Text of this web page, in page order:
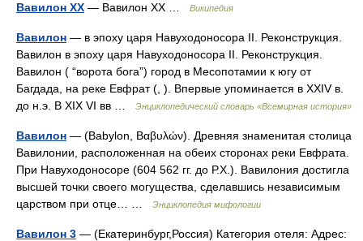
Вавилон ХХ — Вавилон ХХ … Википедия
Вавилон — в эпоху царя Навуходоносора II. Реконструкция.
Вавилон в эпоху царя Навуходоносора II. Реконструкция.
Вавилон ( “ворота бога”) город в Месопотамии к югу от
Багдада, на реке Евфрат (, ). Впервые упоминается в XXIV в.
до н.э. В XIX VI вв …
Энциклопедический словарь «Всемирная история»
Вавилон — (Babylon, Βαβυλών). Древняя знаменитая столица
Вавилонии, расположенная на обеих сторонах реки Евфрата.
При Навуходоносоре (604 562 гг. до Р.Х.). Вавилония достигла
высшей точки своего могущества, сделавшись независимым
царством при отце… …
Энциклопедия мифологии
Вавилон 3 — (Екатеринбург,Россия) Категория отеля: Адрес: